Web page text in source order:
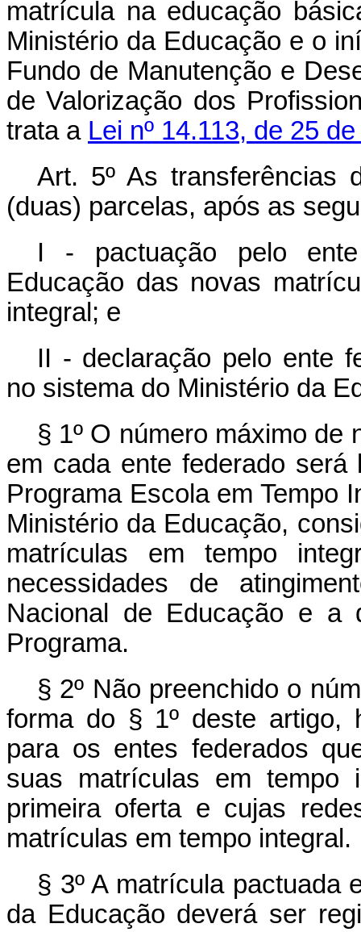
matrícula na educação
Ministério da Educação e o
Fundo de Manutenção e
de Valorização dos
trata a Lei nº 14.113, de 25
Art. 5º As transferências
(duas) parcelas, após as
I - pactuação pelo
Educação das novas
integral; e
II - declaração pelo ente
no sistema do Ministério da
§ 1º O número máximo
em cada ente federado
Programa Escola em Tempo
Ministério da Educação,
matrículas em tempo
necessidades de
Nacional de Educação e a
Programa.
§ 2º Não preenchido o
forma do § 1º deste artigo,
para os entes federados
suas matrículas em tempo
primeira oferta e cujas
matrículas em tempo integral.
§ 3º A matrícula pactuada
da Educação deverá ser